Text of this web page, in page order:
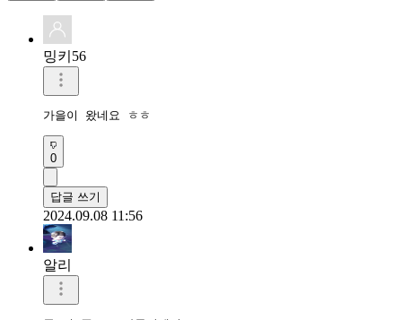
밍키56
가을이 왔네요 ㅎㅎ
0
답글 쓰기
2024.09.08 11:56
알리